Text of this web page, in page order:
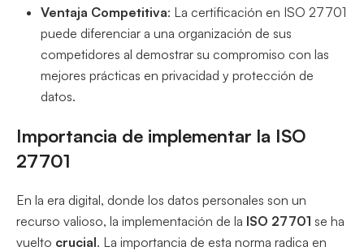
Ventaja Competitiva: La certificación en ISO 27701
puede diferenciar a una organización de sus
competidores al demostrar su compromiso con las
mejores prácticas en privacidad y protección de
datos.
Importancia de implementar la ISO
27701
En la era digital, donde los datos personales son un
recurso valioso, la implementación de la ISO 27701 se ha
vuelto crucial. La importancia de esta norma radica en